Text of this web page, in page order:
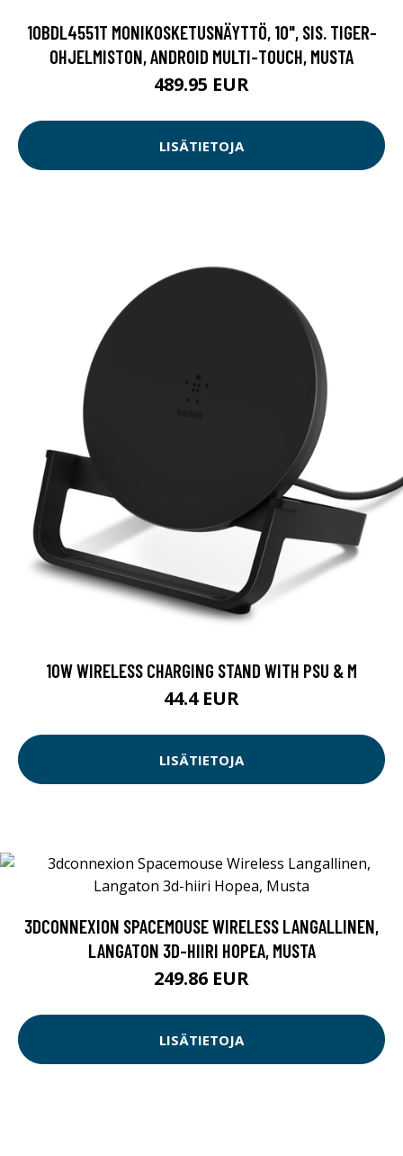
10BDL4551T MONIKOSKETUSNÄYTTÖ, 10", SIS. TIGER-
OHJELMISTON, ANDROID MULTI-TOUCH, MUSTA
489.95 EUR
LISÄTIETOJA
10W WIRELESS CHARGING STAND WITH PSU & M
44.4 EUR
LISÄTIETOJA
3DCONNEXION SPACEMOUSE WIRELESS LANGALLINEN,
LANGATON 3D-HIIRI HOPEA, MUSTA
249.86 EUR
LISÄTIETOJA